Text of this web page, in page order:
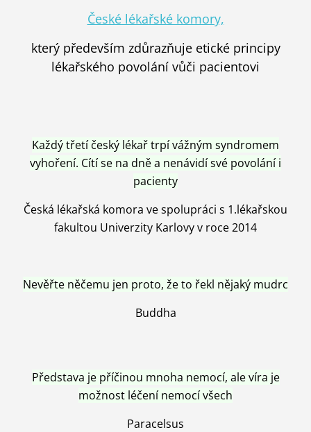
České lékařské komory,
který především zdůrazňuje etické principy
lékařského povolání vůči pacientovi
Každý třetí český lékař trpí vážným syndromem
vyhoření. Cítí se na dně a nenávidí své povolání i
pacienty
Česká lékařská komora ve spolupráci s 1.lékařskou
fakultou Univerzity Karlovy v roce 2014
Nevěřte něčemu jen proto, že to řekl nějaký mudrc
Buddha
Představa je příčinou mnoha nemocí, ale víra je
možnost léčení nemocí všech
Paracelsus